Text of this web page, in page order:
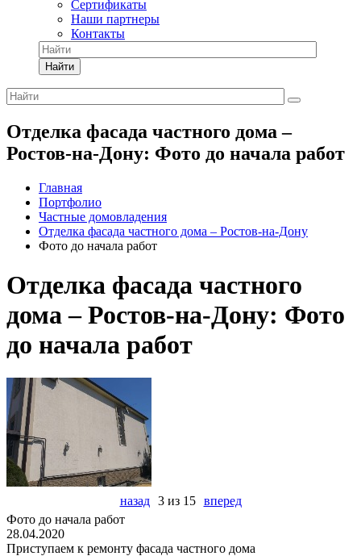
Сертификаты
Наши партнеры
Контакты
Найти
Отделка фасада частного дома –
Ростов-на-Дону: Фото до начала работ
Главная
Портфолио
Частные домовладения
Отделка фасада частного дома – Ростов-на-Дону
Фото до начала работ
Отделка фасада частного
дома – Ростов-на-Дону: Фото
до начала работ
назад 3 из 15
вперед
Фото до начала работ
28.04.2020
Приступаем к ремонту фасада частного дома